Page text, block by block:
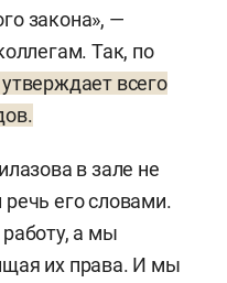
закона», —
Так, по
всего
в зале не
его словами.
а мы
их права. И мы